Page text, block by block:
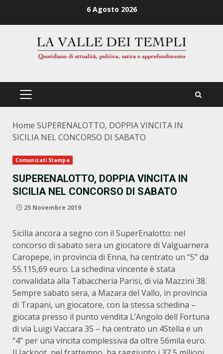
6 Agosto 2026
PRIMÄRES
Home SUPERENALOTTO, DOPPIA VINCITA IN
SICILIA NEL CONCORSO DI SABATO
Comunicati Stampa
SUPERENALOTTO, DOPPIA VINCITA IN
SICILIA NEL CONCORSO DI SABATO
25 Novembre 2019
Sicilia ancora a segno con il SuperEnalotto: nel
concorso di sabato sera un giocatore di Valguarnera
Caropepe, in provincia di Enna, ha centrato un “5” da
55.115,69 euro. La schedina vincente è stata
convalidata alla Tabaccheria Parisi, di via Mazzini 38.
Sempre sabato sera, a Mazara del Vallo, in provincia
di Trapani, un giocatore, con la stessa schedina –
giocata presso il punto vendita L’Angolo dell Fortuna
di via Luigi Vaccara 35 – ha centrato un 4Stella e un
“4” per una vincita complessiva da oltre 56mila euro.